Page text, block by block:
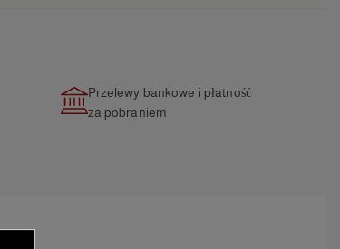
Przelewy bankowe i płatność
za pobraniem